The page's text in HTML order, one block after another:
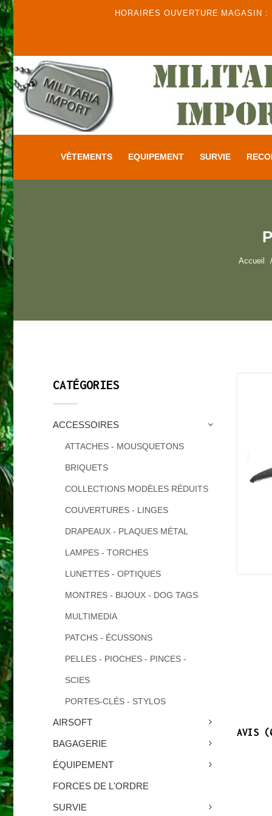
HORAIRES OUVERTURE MAGASIN
VÊTEMENTS EQUIPEMENT SURVIE
Accueil
CATÉGORIES
ACCESSOIRES
ATTACHES - MOUSQUETONS
BRIQUETS
COLLECTIONS MODÈLES RÉDUITS
COUVERTURES - LINGES
DRAPEAUX - PLAQUES MÉTAL
LAMPES - TORCHES
LUNETTES - OPTIQUES
MONTRES - BIJOUX - DOG TAGS
MULTIMEDIA
PATCHS - ÉCUSSONS
PELLES - PIOCHES - PINCES -
SCIES
PORTES-CLÉS - STYLOS
AIRSOFT
BAGAGERIE
ÉQUIPEMENT
FORCES DE L'ORDRE
SURVIE
AVIS